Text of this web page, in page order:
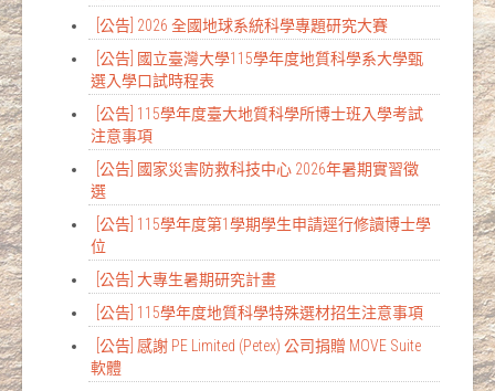
[公告] 2026 全國地球系統科學專題研究大賽
[公告] 國立臺灣大學115學年度地質科學系大學甄
選入學口試時程表
[公告] 115學年度臺大地質科學所博士班入學考試
注意事項
[公告] 國家災害防救科技中心 2026年暑期實習徵
選
[公告] 115學年度第1學期學生申請逕行修讀博士學
位
[公告] 大專生暑期研究計畫
[公告] 115學年度地質科學特殊選材招生注意事項
[公告] 感謝 PE Limited (Petex) 公司捐贈 MOVE Suite
軟體